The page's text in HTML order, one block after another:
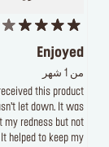
Enjoyed
من 1 شهر
this product
let down. It was
my redness but not
helped to keep my